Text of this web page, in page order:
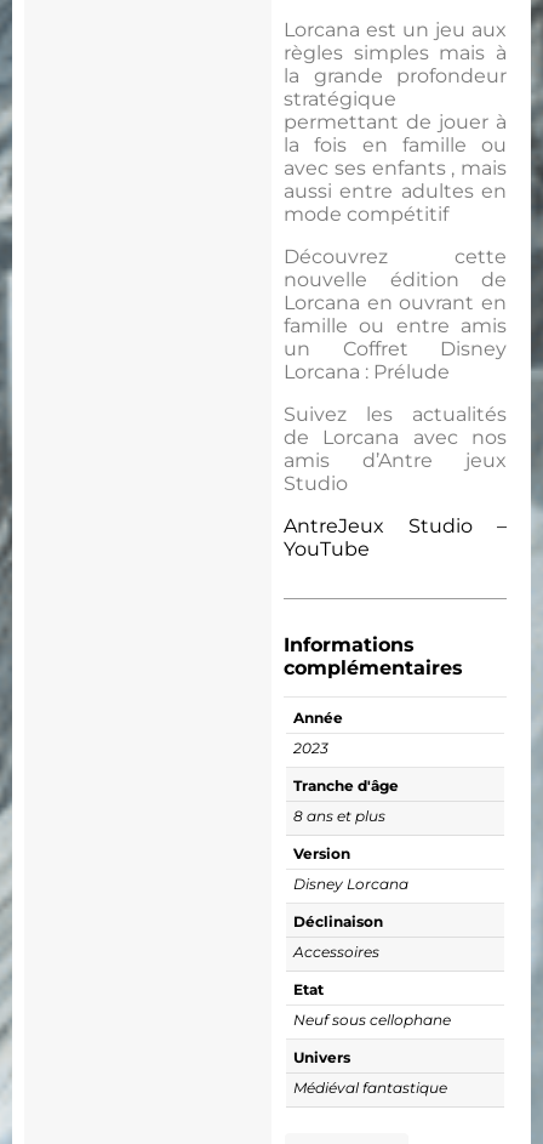
Lorcana est un jeu aux
règles simples mais à
la grande profondeur
stratégique
permettant de jouer à
la fois en famille ou
avec ses enfants , mais
aussi entre adultes en
mode compétitif
Découvrez cette
nouvelle édition de
Lorcana en ouvrant en
famille ou entre amis
un Coffret Disney
Lorcana : Prélude
Suivez les actualités
de Lorcana avec nos
amis d’Antre jeux
Studio
AntreJeux Studio –
YouTube
Informations
complémentaires
Année
2023
Tranche d'âge
8 ans et plus
Version
Disney Lorcana
Déclinaison
Accessoires
Etat
Neuf sous cellophane
Univers
Médiéval fantastique